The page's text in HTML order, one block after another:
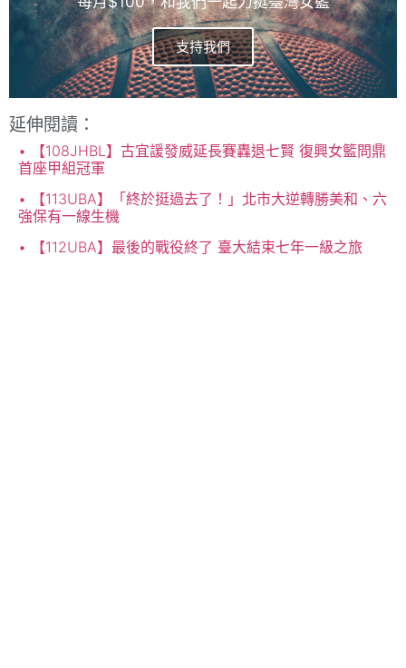
支持我們
延伸閱讀：
【108JHBL】古宜諼發威延長賽轟退七賢 復興女籃問鼎
首座甲組冠軍
【113UBA】「終於挺過去了！」北市大逆轉勝美和、六
強保有一線生機
【112UBA】最後的戰役終了 臺大結束七年一級之旅